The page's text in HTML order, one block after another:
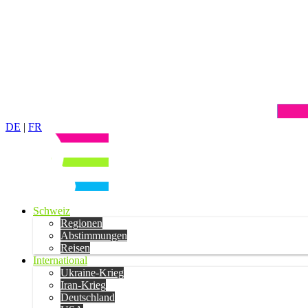
DE | FR
Schweiz
Regionen
Abstimmungen
Reisen
International
Ukraine-Krieg
Iran-Krieg
Deutschland